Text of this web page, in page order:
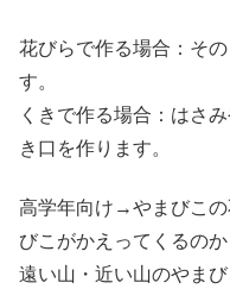
花びらで作る場合 ：そ
す。
くきで作る場合 ：はさ
き口を作ります。
高学年向け →やまびこの
びこがかえってくるのか
遠い山・近い山のやま